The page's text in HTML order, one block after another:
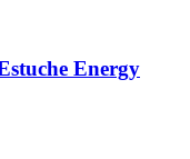
Energy